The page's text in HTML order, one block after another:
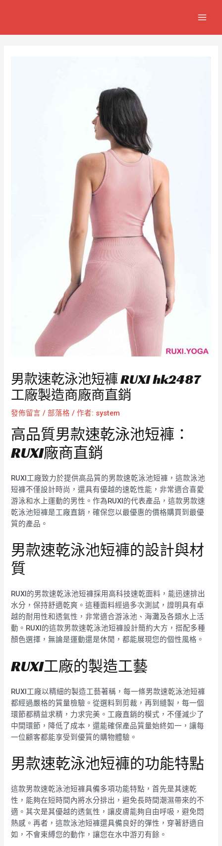
男款速乾泳池短褲 RUXI hk2487
工廠製造商廠商直銷
發佈留言 /部落格 / 作者: system
高品質男款速乾泳池短褲：
RUXI廠商直銷
RUXI工廠致力於提供高品質的男款速乾泳池短褲，這款泳池
短褲不僅設計時尚，還具有優越的速乾性能，非常適合喜愛
游泳和水上運動的男性。作為RUXI的代表產品，這款男款速
乾泳池短褲是工廠直銷，確保您以最優惠的價格購買到最優
質的產品。
男款速乾泳池短褲的設計與材
質
RUXI的男款速乾泳池短褲採用高科技速乾面料，能迅速排出
水分，保持舒適乾爽。這種面料經過多次測試，證明具有卓
越的耐用性和透氣性，非常適合游泳池、海灘及各類水上活
動。RUXI的這款男款速乾泳池短褲設計簡約大方，搭配多種
顏色選擇，無論是運動還是休閒，都能展現您的個性風格。
RUXI工廠的製造工藝
RUXI工廠以精細的製造工藝著稱，每一條男款速乾泳池短褲
都經過嚴格的質量檢驗。從選料到剪裁，再到縫製，每一個
環節都精益求精，力求完美。工廠直銷的模式，不僅減少了
中間環節，降低了成本，還能確保產品質量始終如一，讓每
一位顧客都能享受到優質的購物體驗。
男款速乾泳池短褲的功能特點
這款男款速乾泳池短褲具備多項功能特點，首先是其速乾
性，能夠在短時間內將水分排出，避免長時間潮濕帶來的不
適。其次是其優越的透氣性，讓皮膚能夠自由呼吸，避免悶
熱感。再者，這款泳池短褲還具備良好的彈性，穿著舒適自
如，不會束縛您的動作，讓您在水中游刃有餘。